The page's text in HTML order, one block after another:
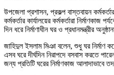
উপজেলা প্রশাসন, প্রকল্প বাস্তবায়ন
কর্মকর্তার কার্যালয়ের কর্মকর্তারা
দিন ধরে নির্মাণাধীন ঘর ও প্রধানমন্ত্রীর
জাহিদুল ইসলাম মিঞা বলেন, শুধু ঘর নির্মাণ
এসব ঘরে দীর্ঘদিন নিরাপদে বসবাস করতে
জন্য প্রতিটি ঘরের নির্মাণকাজ আলাদাভাবে